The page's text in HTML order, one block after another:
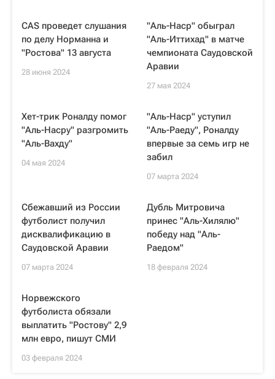
CAS проведет слушания
по делу Норманна и
"Ростова" 13 августа
28 июня 2024
"Аль-Наср" обыграл
"Аль-Иттихад" в матче
чемпионата Саудовской
Аравии
27 мая 2024
Хет-трик Роналду помог
"Аль-Насру" разгромить
"Аль-Вахду"
04 мая 2024
"Аль-Наср" уступил
"Аль-Раеду", Роналду
впервые за семь игр не
забил
07 марта 2024
Сбежавший из России
футболист получил
дисквалификацию в
Саудовской Аравии
07 марта 2024
Дубль Митровича
принес "Аль-Хилялю"
победу над "Аль-
Раедом"
18 февраля 2024
Норвежского
футболиста обязали
выплатить "Ростову" 2,9
млн евро, пишут СМИ
03 февраля 2024